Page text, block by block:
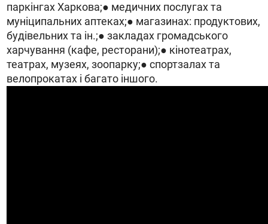
паркінгах Харкова;● медичних послугах та
муніципальних аптеках;● магазинах: продуктових,
будівельних та ін.;● закладах громадського
харчування (кафе, ресторани);● кінотеатрах,
театрах, музеях, зоопарку;● спортзалах та
велопрокатах і багато іншого.